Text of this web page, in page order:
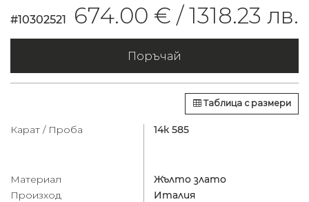
#10302521 674.00 € /1318.23 лв.
Поръчай
Таблица с размери
Карат / Проба 14к 585
Материал
Жълто злато
Произход
Италия